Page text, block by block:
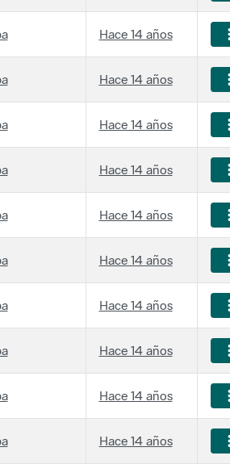
Hace 14 años
Hace 14 años
Hace 14 años
Hace 14 años
Hace 14 años
Hace 14 años
Hace 14 años
Hace 14 años
Hace 14 años
Hace 14 años